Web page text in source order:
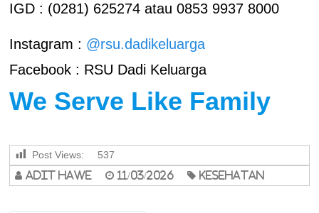
IGD : (0281) 625274 atau 0853 9937 8000
Instagram : @rsu.dadikeluarga
Facebook : RSU Dadi Keluarga
We Serve Like Family
Post Views: 537
adit hawe 11/03/2026 Kesehatan